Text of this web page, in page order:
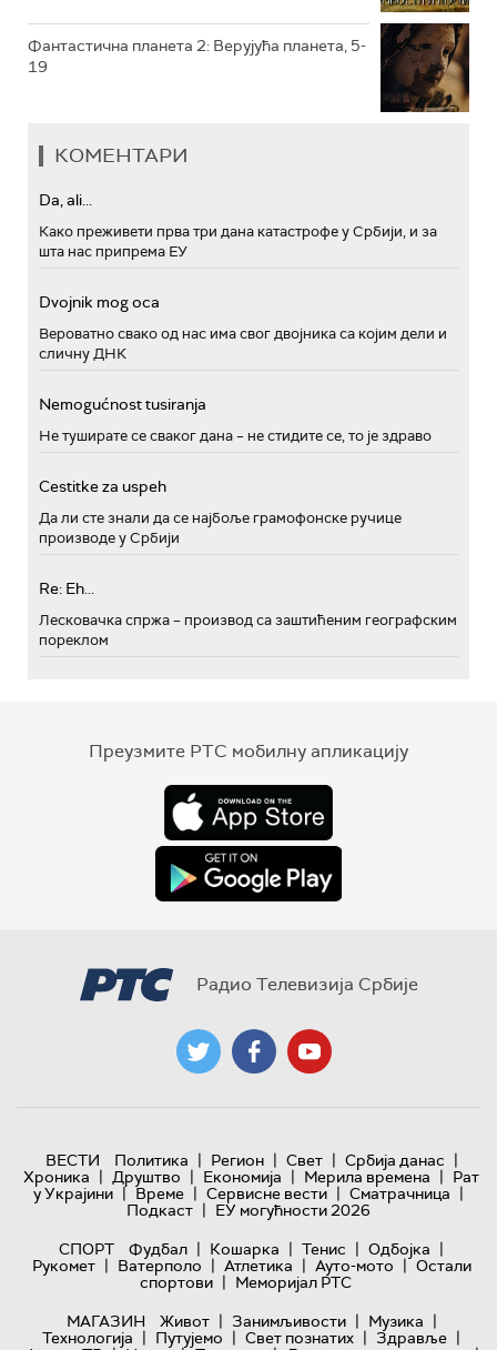
Фантастична планета 2: Верујућа планета, 5-
19
КОМЕНТАРИ
Da, ali...
Како преживети прва три дана катастрофе у Србији, и за
шта нас припрема ЕУ
Dvojnik mog oca
Вероватно свако од нас има свог двојника са којим дели и
сличну ДНК
Nemogućnost tusiranja
Не туширате се сваког дана – не стидите се, то је здраво
Cestitke za uspeh
Да ли сте знали да се најбоље грамофонске ручице
производе у Србији
Re: Eh...
Лесковачка спржа – производ са заштићеним географским
пореклом
Преузмите РТС мобилну апликацију
Радио Телевизија Србије
ВЕСТИ Политика | Регион | Свет | Србија данас |
Хроника | Друштво | Економија | Мерила времена | Рат
у Украјини | Време | Сервисне вести | Сматрачница |
Подкаст | ЕУ могућности 2026
СПОРТ
Фудбал | Кошарка | Тенис | Одбојка |
Рукомет | Ватерполо | Атлетика | Ауто-мото | Остали
спортови | Меморијал РТС
МАГАЗИН
Живот | Занимљивости | Музика |
Технологијa | Путујемо | Свет познатих | Здравље |